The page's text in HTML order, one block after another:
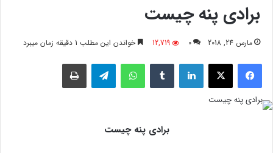
برادی پنه چیست
مارس 24, 2018 0
12,719 خواندن این مطلب 1 دقیقه زمان میبرد
فیسبوک لینکدین واتس آپ
برادی پنه چیست